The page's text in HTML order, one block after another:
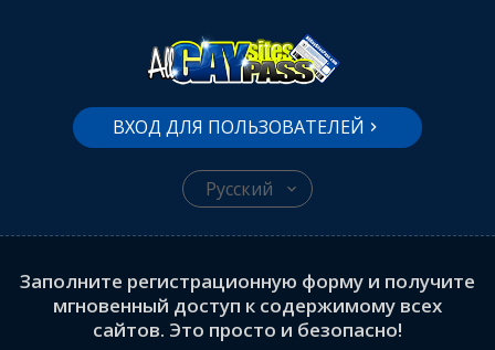
Русский
ВХОД ДЛЯ ПОЛЬЗОВАТЕЛЕЙ
Заполните регистрационную форму и получите
мгновенный доступ к содержимому всех
сайтов. Это просто и безопасно!